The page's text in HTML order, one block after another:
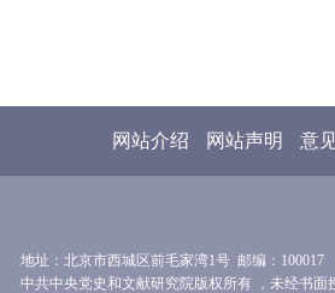
网站介绍 网站声明 意
地址：北京市西城区前毛家湾1号 邮编：100017
中共中央党史和文献研究院版权所有 ，未经书面